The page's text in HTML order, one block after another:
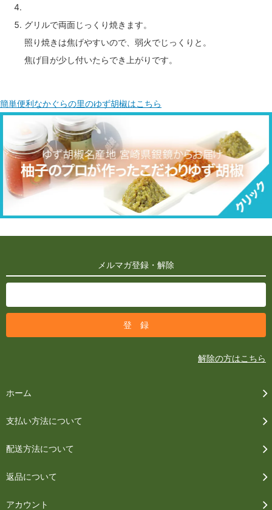
グリルで両面じっくり焼きます。
照り焼きは焦げやすいので、弱火でじっくりと。
焦げ目が少し付いたらでき上がりです。
簡単便利なかぐらの里のゆず胡椒はこちら
メルマガ登録・解除
解除の方はこちら
ホーム
支払い方法について
配送方法について
返品について
アカウント